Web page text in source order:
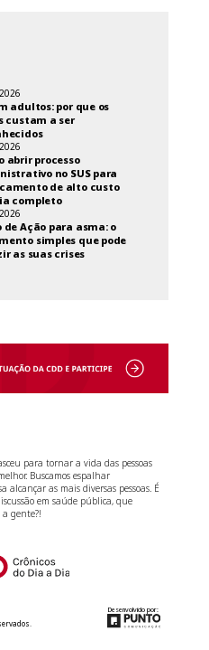
adultos: por que os
custam a ser
abrir processo
no SUS para
de alto custo
completo
de Ação para asma: o
simples que pode
as suas crises
para tornar a vida das pessoas
Buscamos espalhar
as mais diversas pessoas. É
em saúde pública, que
gente?!
Desenvolvido por: